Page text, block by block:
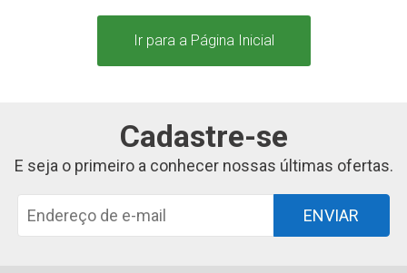
Ir para a Página Inicial
Cadastre-se
E seja o primeiro a conhecer nossas últimas ofertas.
ENVIAR